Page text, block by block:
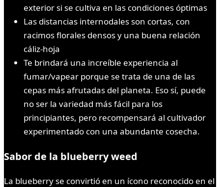
exterior si se cultiva en las condiciones óptimas
Las distancias internodales son cortas, con
racimos florales densos y una buena relación
cáliz-hoja
Te brindará una increíble experiencia al
fumar/vapear porque se trata de una de las
cepas más afrutadas del planeta. Eso sí, puede
no ser la variedad más fácil para los
principiantes, pero recompensará al cultivador
experimentado con una abundante cosecha.
Sabor de la blueberry weed
La blueberry se convirtió en un ícono reconocido en el